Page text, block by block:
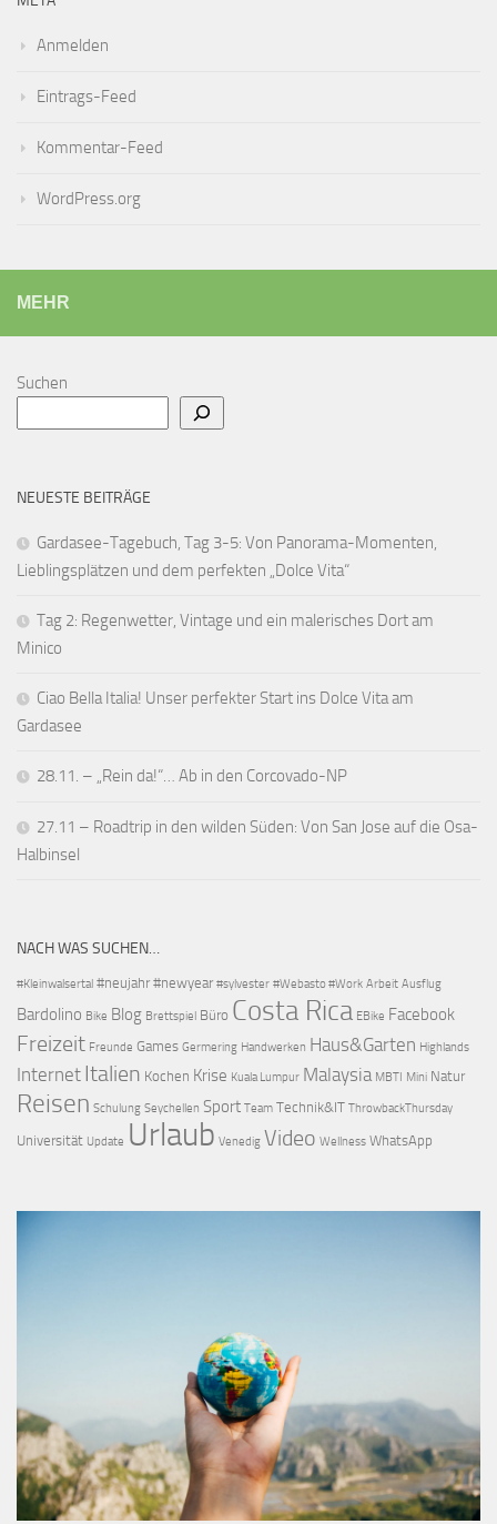
Anmelden
Eintrags-Feed
Kommentar-Feed
WordPress.org
MEHR
Suchen
NEUESTE BEITRÄGE
Gardasee-Tagebuch, Tag 3-5: Von Panorama-Momenten,
Lieblingsplätzen und dem perfekten „Dolce Vita“
Tag 2: Regenwetter, Vintage und ein malerisches Dort am
Minico
Ciao Bella Italia! Unser perfekter Start ins Dolce Vita am
Gardasee
28.11. – „Rein da!“… Ab in den Corcovado-NP
27.11 – Roadtrip in den wilden Süden: Von San Jose auf die Osa-
Halbinsel
NACH WAS SUCHEN…
#Kleinwalsertal #neujahr #newyear #sylvester #Webasto #Work Arbeit Ausflug
Bardolino Bike Blog Brettspiel Büro Costa Rica EBike Facebook
Freizeit Freunde Games Germering Handwerken Haus&Garten Highlands
Internet Italien Kochen Krise Kuala Lumpur Malaysia MBTI Mini Natur
Reisen Schulung Seychellen Sport Team Technik&IT ThrowbackThursday
Universität Update Urlaub Venedig Video Wellness WhatsApp